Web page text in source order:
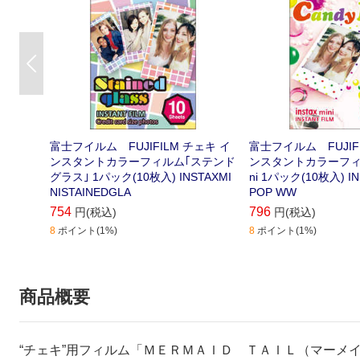
富士フイルム FUJIFILM チェキ イ
ンスタントカラーフィルム｢ステンド
グラス｣ 1パック(10枚入) INSTAXMI
NISTAINEDGLA
754 円(税込)
8 ポイント(1%)
富士フイルム
ンスタントカラーフ
ni 1パック(10枚入)
POP WW
796 円(税込)
8 ポイント(1%)
商品概要
“チェキ”用フィルム「ＭＥＲＭＡＩＤ ＴＡＩＬ（マーメ